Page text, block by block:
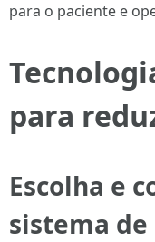
para o paciente e
para
Escolha e
sistema de